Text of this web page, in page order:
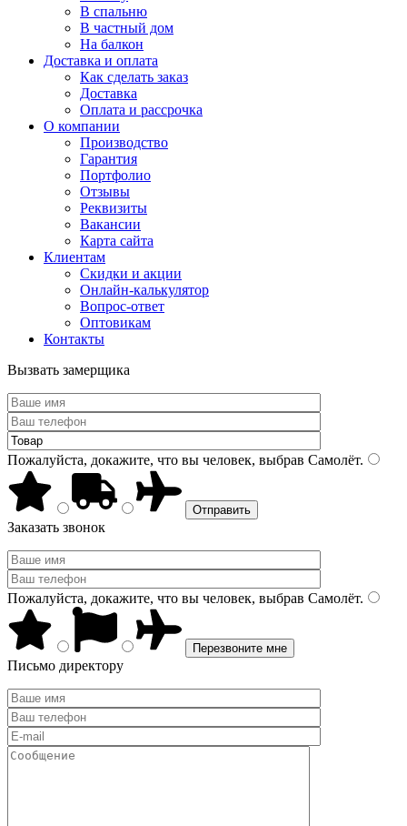
В спальню
В частный дом
На балкон
Доставка и оплата
Как сделать заказ
Доставка
Оплата и рассрочка
О компании
Производство
Гарантия
Портфолио
Отзывы
Реквизиты
Вакансии
Карта сайта
Клиентам
Скидки и акции
Онлайн-калькулятор
Вопрос-ответ
Оптовикам
Контакты
Вызвать замерщика
Пожалуйста, докажите, что вы человек, выбрав Самолёт.
Заказать звонок
Пожалуйста, докажите, что вы человек, выбрав Самолёт.
Письмо директору